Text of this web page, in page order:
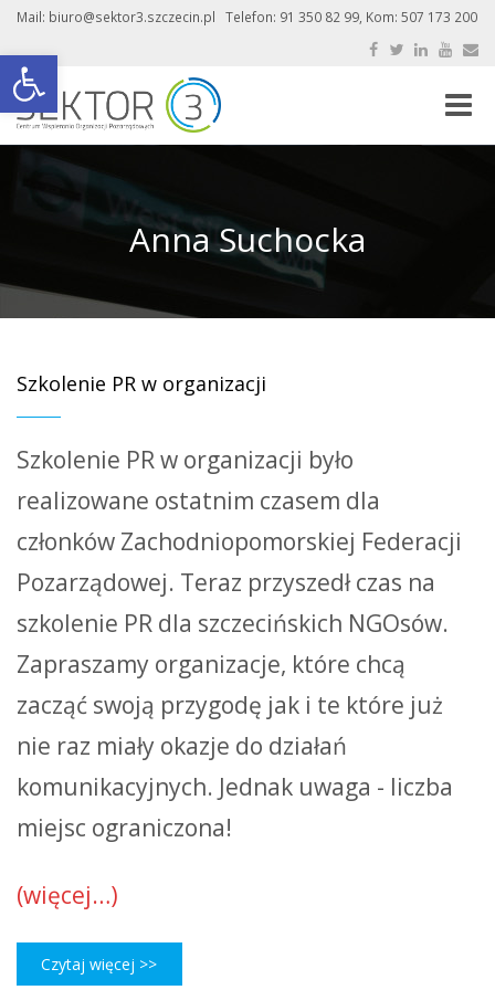
Otwórz pasek narzędzi
Mail: biuro@sektor3.szczecin.pl Telefon: 91 350 82 99, Kom: 507 173 200
Toggle
Anna Suchocka
Szkolenie PR w organizacji
Szkolenie PR w organizacji było
realizowane ostatnim czasem dla
członków Zachodniopomorskiej Federacji
Pozarządowej. Teraz przyszedł czas na
szkolenie PR dla szczecińskich NGOsów.
Zapraszamy organizacje, które chcą
zacząć swoją przygodę jak i te które już
nie raz miały okazje do działań
komunikacyjnych. Jednak uwaga - liczba
miejsc ograniczona!
(więcej…)
Czytaj więcej >>